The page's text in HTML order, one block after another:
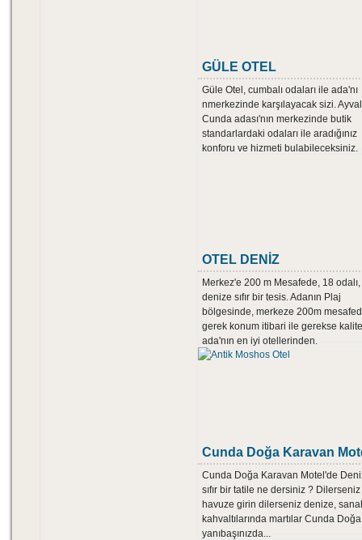
GÜLE OTEL
Güle Otel, cumbalı odaları ile ada'nı
nmerkezinde karşılayacak sizi.
Cunda adası'nın merkezinde butik
standarlardaki odaları ile aradığınız
konforu ve hizmeti bulabileceksiniz.
OTEL DENİZ
Merkez'e 200 m Mesafede, 18 odalı,
denize sıfır bir tesis. Adanın Plaj
bölgesinde, merkeze 200m
gerek konum itibari ile gerekse
ada'nın en iyi otellerinden.
Cunda Doğa Karavan
Cunda Doğa Karavan Motel'de
sıfır bir tatile ne dersiniz ? Dilerseniz
havuze girin dilerseniz denize,
kahvaltılarında martılar Cunda
yanıbaşınızda...